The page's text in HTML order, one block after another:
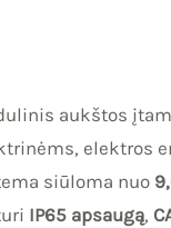
aukštos
elektros
siūloma nuo
IP65 apsaugą,